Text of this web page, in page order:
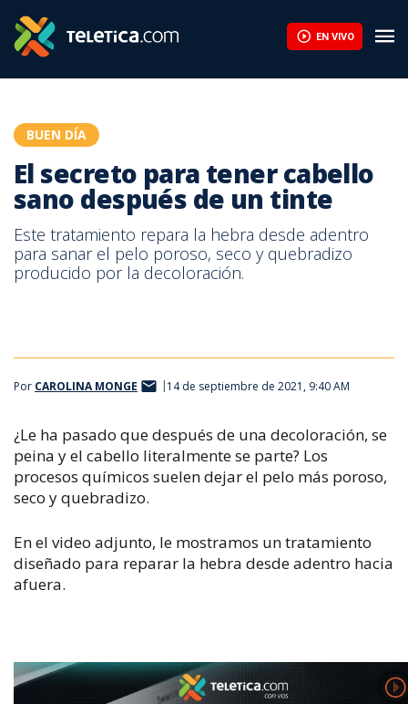
EN VIVO
BUEN DÍA
El secreto para tener cabello
sano después de un tinte
Este tratamiento repara la hebra desde adentro
para sanar el pelo poroso, seco y quebradizo
producido por la decoloración.
Por CAROLINA MONGE 14 de septiembre de 2021, 9:40 AM
¿Le ha pasado que después de una decoloración, se
peina y el cabello literalmente se parte? Los
procesos químicos suelen dejar el pelo más poroso,
seco y quebradizo.
En el video adjunto, le mostramos un tratamiento
diseñado para reparar la hebra desde adentro hacia
afuera.